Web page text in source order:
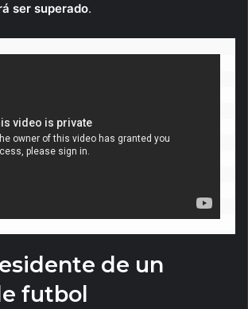
ser superado.
de un
futbol